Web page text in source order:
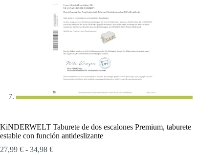
KiNDERWELT Taburete de dos escalones Premium, taburete
estable con función antideslizante
27,99 € - 34,98 €Rango